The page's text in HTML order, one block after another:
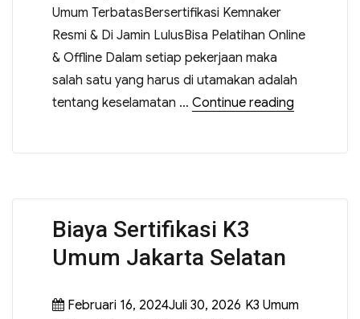
Umum TerbatasBersertifikasi Kemnaker
Resmi & Di Jamin LulusBisa Pelatihan Online
& Offline Dalam setiap pekerjaan maka
salah satu yang harus di utamakan adalah
tentang keselamatan … Continue reading
Biaya Sertifikasi K3
Umum Jakarta Selatan
Februari 16, 2024Juli 30, 2026 K3 Umum